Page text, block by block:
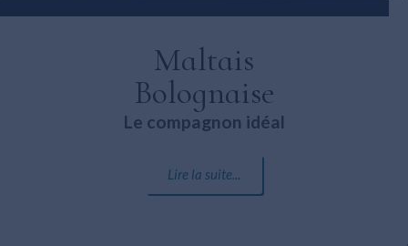
Maltais
Bolognaise
Le compagnon idéal
Lire la suite...